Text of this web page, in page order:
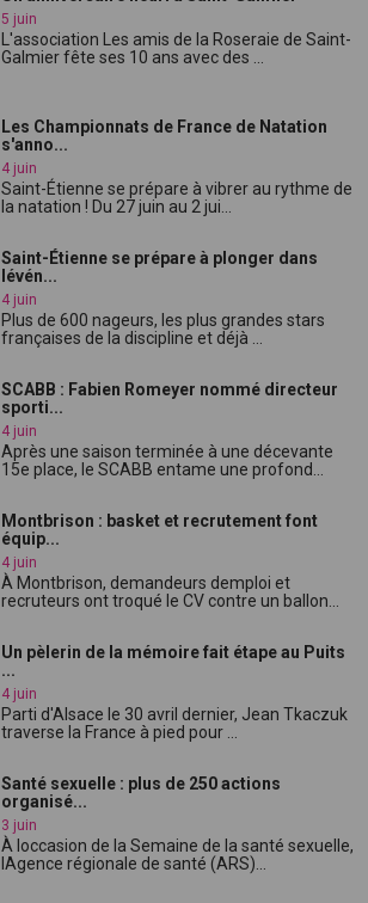
5 juin
L'association Les amis de la Roseraie de Saint-
Galmier fête ses 10 ans avec des ...
Les Championnats de France de Natation
s'anno...
4 juin
Saint-Étienne se prépare à vibrer au rythme de
la natation ! Du 27 juin au 2 jui...
Saint-Étienne se prépare à plonger dans
lévén...
4 juin
Plus de 600 nageurs, les plus grandes stars
françaises de la discipline et déjà ...
SCABB : Fabien Romeyer nommé directeur
sporti...
4 juin
Après une saison terminée à une décevante
15e place, le SCABB entame une profond...
Montbrison : basket et recrutement font
équip...
4 juin
À Montbrison, demandeurs demploi et
recruteurs ont troqué le CV contre un ballon...
Un pèlerin de la mémoire fait étape au Puits
...
4 juin
Parti d'Alsace le 30 avril dernier, Jean Tkaczuk
traverse la France à pied pour ...
Santé sexuelle : plus de 250 actions
organisé...
3 juin
À loccasion de la Semaine de la santé sexuelle,
lAgence régionale de santé (ARS)...